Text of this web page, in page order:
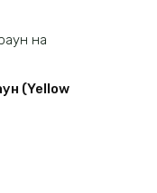
(Yellow